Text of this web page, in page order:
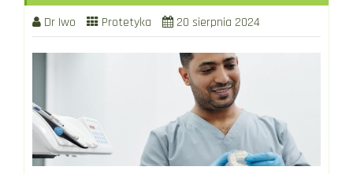
Dr Iwo Protetyka 20 sierpnia 2024